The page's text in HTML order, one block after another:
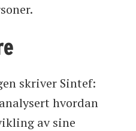
skriver Sintef:
hvordan
av sine